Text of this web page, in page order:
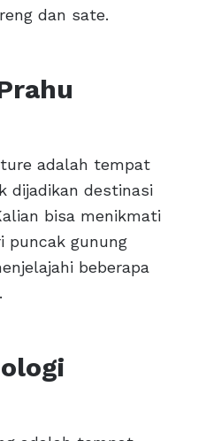
dan sate.
adalah tempat
dijadikan destinasi
bisa menikmati
puncak gunung
beberapa